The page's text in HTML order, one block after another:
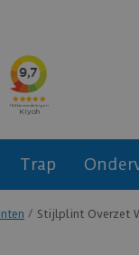
Stijlplint Overzet
Trap